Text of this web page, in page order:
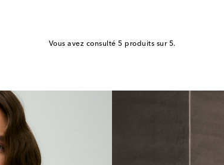
Vous avez consulté 5 produits sur 5.